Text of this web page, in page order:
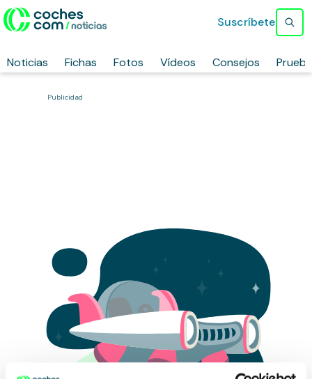
Noticias Fichas Fotos Vídeos Consejos
Suscríbete
Publicidad